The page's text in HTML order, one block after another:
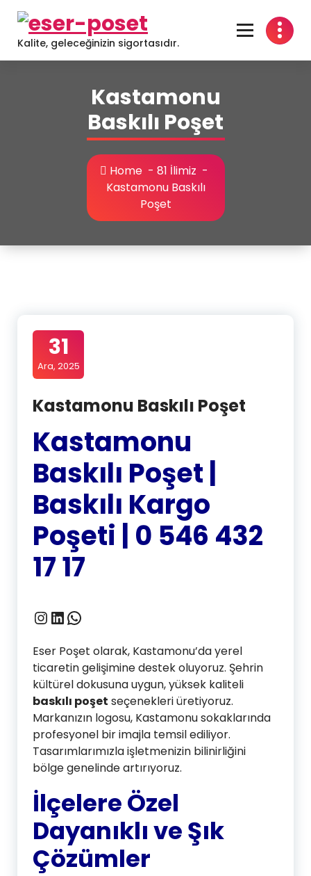
Skip
content
Kalite, geleceğinizin sigortasıdır.
Kastamonu
Baskılı Poşet
Home - 81 İlimiz -
Kastamonu Baskılı
Poşet
31
Ara, 2025
Kastamonu Baskılı Poşet
Kastamonu
Baskılı Poşet |
Baskılı Kargo
Poşeti | 0 546 432
17 17
Instagram
LinkedIn
WhatsApp
Eser Poşet olarak, Kastamonu’da yerel
ticaretin gelişimine destek oluyoruz. Şehrin
kültürel dokusuna uygun, yüksek kaliteli
baskılı poşet seçenekleri üretiyoruz.
Markanızın logosu, Kastamonu sokaklarında
profesyonel bir imajla temsil ediliyor.
Tasarımlarımızla işletmenizin bilinirliğini
bölge genelinde artırıyoruz.
İlçelere Özel
Dayanıklı ve Şık
Çözümler